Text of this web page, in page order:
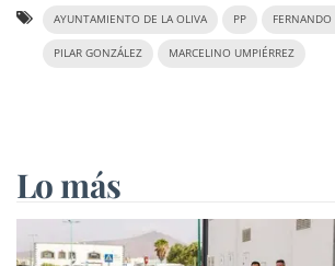
AYUNTAMIENTO DE LA OLIVA PP
PILAR GONZÁLEZ MARCELINO UMPIÉRREZ
Lo más